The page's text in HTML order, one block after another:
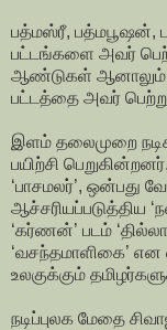
பத்மஸ்ரீ, பத்மபூஷன்,
பட்டங்களை அவர்
ஆண்டுகள் ஆனாலும்
பட்டத்தை அவர்
இளம் தலைமுறை
பயிற்சி
‘பாசமலர்’, ஒன்பது
ஆச்சரியப்படுத்திய
‘கர்ணன்’ படம்
‘வசந்தமாளிகை’
உலகுக்கும்
நடிப்புலக மேதை